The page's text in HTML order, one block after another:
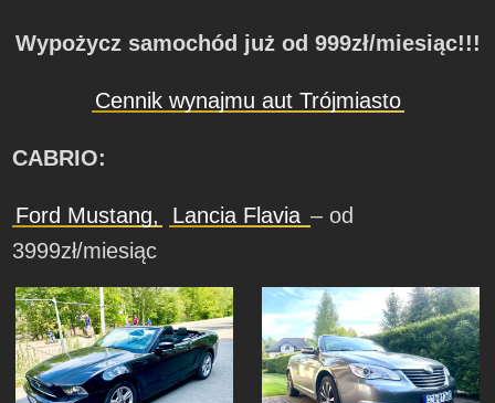
Wypożycz samochód już od 999zł/miesiąc!!!
Cennik wynajmu aut Trójmiasto
CABRIO:
Ford Mustang, Lancia Flavia – od
3999zł/miesiąc